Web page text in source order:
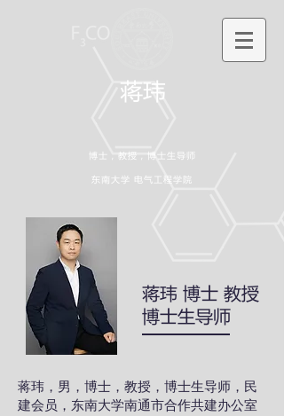
蒋玮
博士，教授，博士生导师
​东南大学 电气工程学院
蒋玮 博士 教授
博士生导师
蒋玮，男，博士，教授，博士生导师，民
建会员，东南大学南通市合作共建办公室